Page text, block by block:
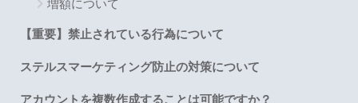
増額について
【重要】禁止されている行為について
ステルスマーケティング防止の対策について
アカウントを複数作成することは可能ですか？